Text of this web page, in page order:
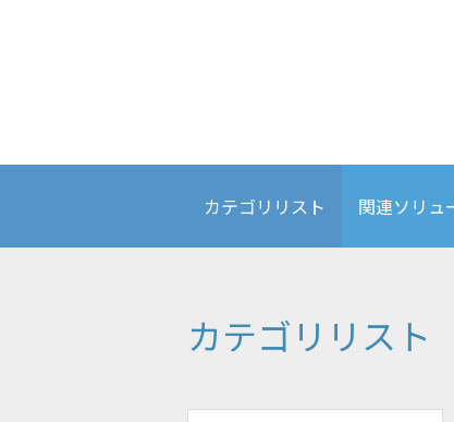
カテゴリリスト 関連ソリュ
カテゴリリスト